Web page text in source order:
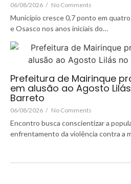
06/08/2026 / No Comments
Município cresce 0,7 ponto em
e Osasco nos anos iniciais do…
Prefeitura de Mairinque
em alusão ao Agosto Lilás
Barreto
06/08/2026 / No Comments
Encontro busca conscientizar a
enfrentamento da violência contra a